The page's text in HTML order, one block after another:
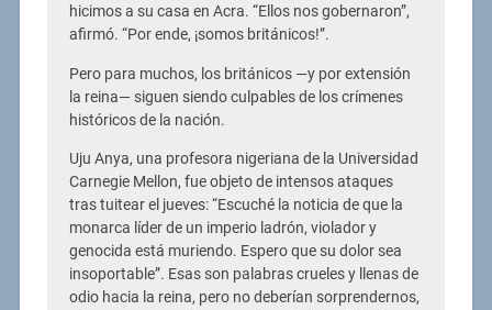
hicimos a su casa en Acra. “Ellos nos gobernaron”,
afirmó. “Por ende, ¡somos británicos!”.
Pero para muchos, los británicos —y por extensión
la reina— siguen siendo culpables de los crímenes
históricos de la nación.
Uju Anya, una profesora nigeriana de la Universidad
Carnegie Mellon, fue objeto de intensos ataques
tras tuitear el jueves: “Escuché la noticia de que la
monarca líder de un imperio ladrón, violador y
genocida está muriendo. Espero que su dolor sea
insoportable”. Esas son palabras crueles y llenas de
odio hacia la reina, pero no deberían sorprendernos,